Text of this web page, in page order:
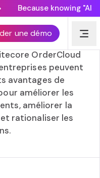
Because knowing "AI
une démo
alimenté par
cas d’utilisation
OrderCloud
peuvent
avantages de
améliorer les
améliorer la
rationaliser les